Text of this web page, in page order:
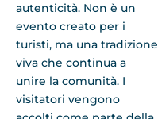
autenticità. Non è un
evento creato per i
turisti, ma una tradizione
viva che continua a
unire la comunità. I
visitatori vengono